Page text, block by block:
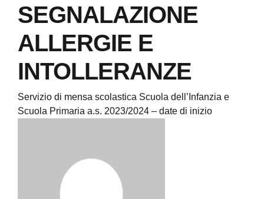
SEGNALAZIONE
ALLERGIE E
INTOLLERANZE
Servizio di mensa scolastica Scuola dell’Infanzia e
Scuola Primaria a.s. 2023/2024 – date di inizio